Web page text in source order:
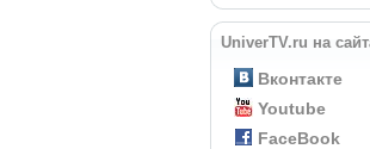
UniverTV.ru на
Вконтакте
Youtube
FaceBook